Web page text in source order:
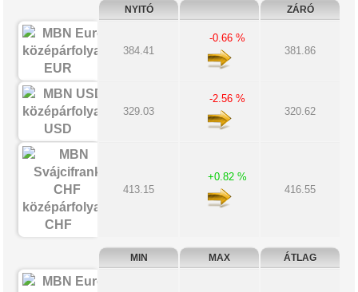
NYITÓ ZÁRÓ
EUR
384.41
-0.66 %
381.86
USD
329.03
-2.56 %
320.62
CHF
413.15
+0.82 %
416.55
MIN MAX ÁTLAG